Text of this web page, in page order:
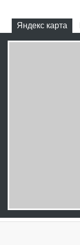
Яндекс карта